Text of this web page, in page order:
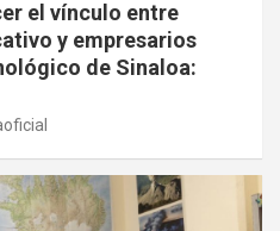
el vínculo entre
y empresarios
de Sinaloa: